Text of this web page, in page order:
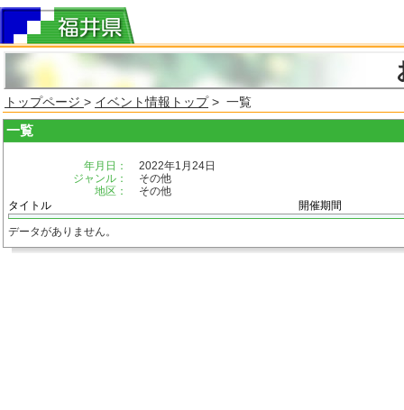
トップページ > イベント情報トップ> 一覧
一覧
年月日：
2022年1月24日
ジャンル：
その他
地区：
その他
タイトル
開催期間
データがありません。